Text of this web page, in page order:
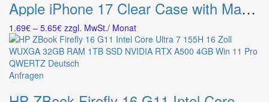
können
der
Produktseite
gewählt
werden
weist
mehrere
Varianten
auf.
Die
Optionen
Apple iPhone 17 Clear Case with MagSafe
1.69€ – 5.65€Preisspanne:
1.69€
bis
5.65€
zzgl. MwSt./ Monat
Anfragen
weist